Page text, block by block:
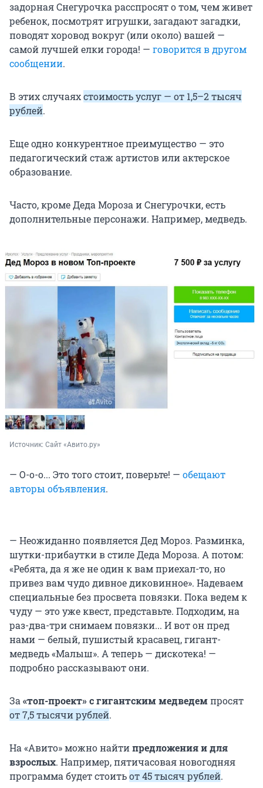
задорная Снегурочка расспросят о том, чем живет
ребенок, посмотрят игрушки, загадают загадки,
поводят хоровод вокруг (или около) вашей —
самой лучшей елки города! — говорится в другом
сообщении.
В этих случаяхстоимость услуг — от 1,5–2 тысяч
рублей.
Еще одно конкурентное преимущество — это
педагогический стаж артистов или актерское
образование.
Часто, кроме Деда Мороза и Снегурочки, есть
дополнительные персонажи. Например, медведь.
Источник: Сайт «Авито.ру»
— О-о-о... Это того стоит, поверьте! — обещают
авторы объявления.
— Неожиданно появляется Дед Мороз. Разминка,
шутки-прибаутки в стиле Деда Мороза. А потом:
«Ребята, да я же не один к вам приехал-то, но
привез вам чудо дивное диковинное». Надеваем
специальные без просвета повязки. Пока ведем к
чуду — это уже квест, представьте. Подходим, на
раз-два-три снимаем повязки... И вот он пред
нами — белый, пушистый красавец, гигант-
медведь «Малыш». А теперь — дискотека! —
подробно рассказывают они.
За «топ-проект» с гигантским медведемпросят
от 7,5 тысячи рублей.
На «Авито» можно найтипредложения и для
взрослых. Например, пятичасовая новогодняя
программа будет стоитьот 45 тысяч рублей.